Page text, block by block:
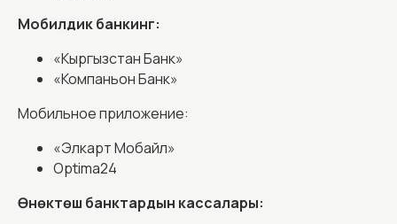
Мобилдик банкинг:
«Кыргызстан Банк»
«Компаньон Банк»
Мобильное приложение:
«Элкарт Мобайл»
Optima24
Өнөктөш банктардын кассалары:
Купуялык саясаты
Коомдук сунуш
© ОАО «МФК «АБН», 2023. КР УБ
Лицензиясы №007. 20 октябрь 2014 ж.
Облигациялар